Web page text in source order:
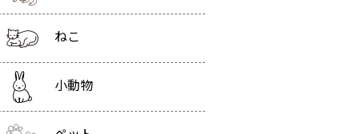
ねこ
小動物